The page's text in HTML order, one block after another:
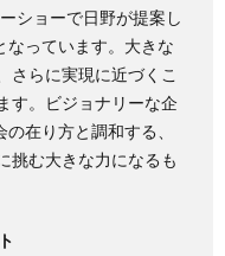
ショーで日野が提案し
なっています。大きな
さらに実現に近づくこ
す。ビジョナリーな企
在り方と調和する、
挑む大きな力になるも